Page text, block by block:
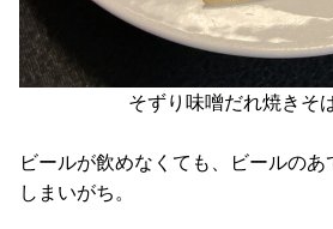
そずり味噌だれ焼きそ
ビールが飲めなくても、ビールの
しまいがち。